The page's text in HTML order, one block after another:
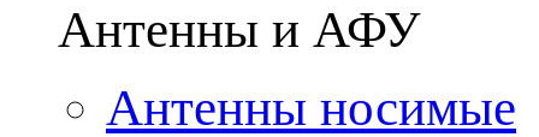
Антенны и АФУ
Антенны носимые